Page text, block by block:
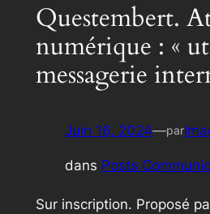
Questembert.
numérique : «
messagerie
Juin 16, 2024—par
dans Posts
Sur inscription. Proposé